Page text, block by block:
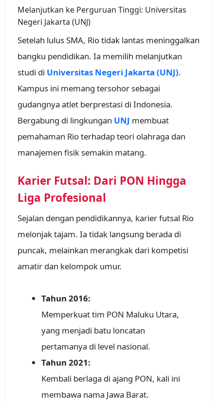
Melanjutkan ke Perguruan Tinggi: Universitas
Negeri Jakarta (UNJ)
Setelah lulus SMA, Rio tidak lantas meninggalkan
bangku pendidikan. Ia memilih melanjutkan
studi di Universitas Negeri Jakarta (UNJ).
Kampus ini memang tersohor sebagai
gudangnya atlet berprestasi di Indonesia.
Bergabung di lingkungan UNJ membuat
pemahaman Rio terhadap teori olahraga dan
manajemen fisik semakin matang.
Karier Futsal: Dari PON Hingga
Liga Profesional
Sejalan dengan pendidikannya, karier futsal Rio
melonjak tajam. Ia tidak langsung berada di
puncak, melainkan merangkak dari kompetisi
amatir dan kelompok umur.
Tahun 2016:
Memperkuat tim PON Maluku Utara,
yang menjadi batu loncatan
pertamanya di level nasional.
Tahun 2021:
Kembali berlaga di ajang PON, kali ini
membawa nama Jawa Barat.